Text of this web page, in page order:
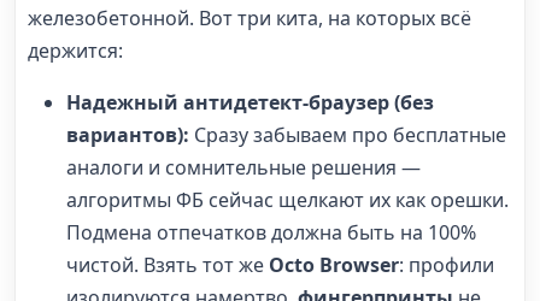
железобетонной. Вот три кита, на которых всё
держится:
Надежный антидетект-браузер (без
вариантов): Сразу забываем про бесплатные
аналоги и сомнительные решения —
алгоритмы ФБ сейчас щелкают их как орешки.
Подмена отпечатков должна быть на 100%
чистой. Взять тот же Octo Browser: профили